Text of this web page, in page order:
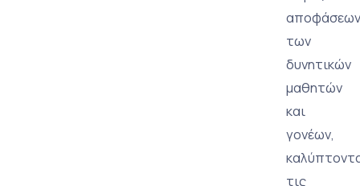
αποφάσεων
των
δυνητικών
μαθητών
και
γονέων,
τις